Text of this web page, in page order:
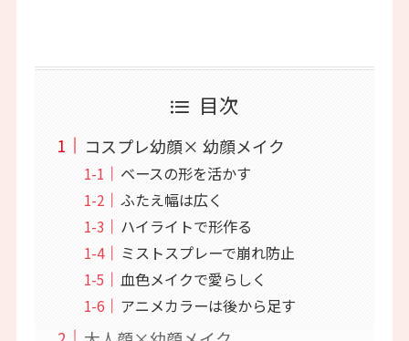
目次
コスプレ幼顔× 幼顔メイク
ベースの形を活かす
ふたえ幅は広く
ハイライトで形作る
ミストスプレーで崩れ防止
血色メイクで愛らしく
アニメカラーは後から足す